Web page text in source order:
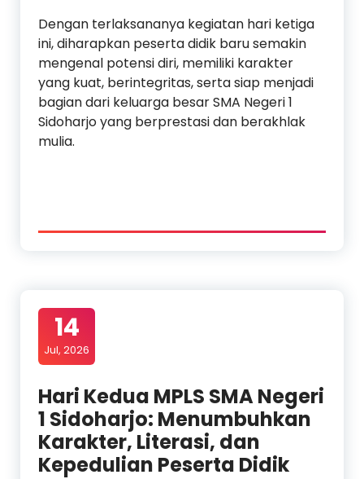
Dengan terlaksananya kegiatan hari ketiga
ini, diharapkan peserta didik baru semakin
mengenal potensi diri, memiliki karakter
yang kuat, berintegritas, serta siap menjadi
bagian dari keluarga besar SMA Negeri 1
Sidoharjo yang berprestasi dan berakhlak
mulia.
14
Jul, 2026
Hari Kedua MPLS SMA Negeri
1 Sidoharjo: Menumbuhkan
Karakter, Literasi, dan
Kepedulian Peserta Didik